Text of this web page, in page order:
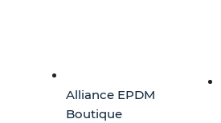
Alliance EPDM
Boutique